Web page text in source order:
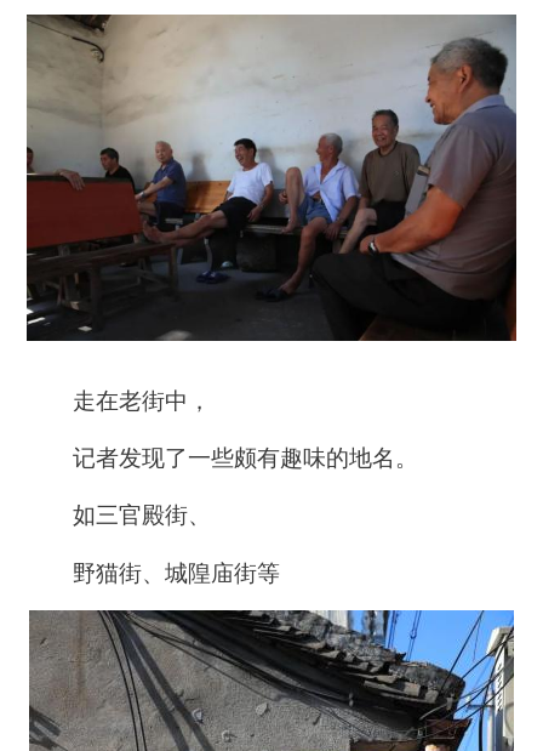
走在老街中，
记者发现了一些颇有趣味的地名。
如三官殿街、
野猫街、城隍庙街等